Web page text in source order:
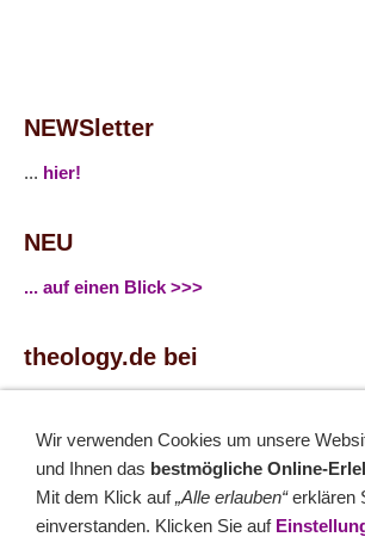
NEWSletter
... hier!
NEU
... auf einen Blick >>>
theology.de bei
... Twitter
Monatsrätsel
Wir verwenden Cookies um unsere
und Ihnen das bestmögliche Online-
Mit dem Klick auf„Alle erlauben“erklären
einverstanden. Klicken Sie auf